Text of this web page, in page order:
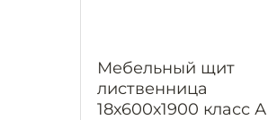
Мебельный щит
лиственница
18х600х1900 класс А